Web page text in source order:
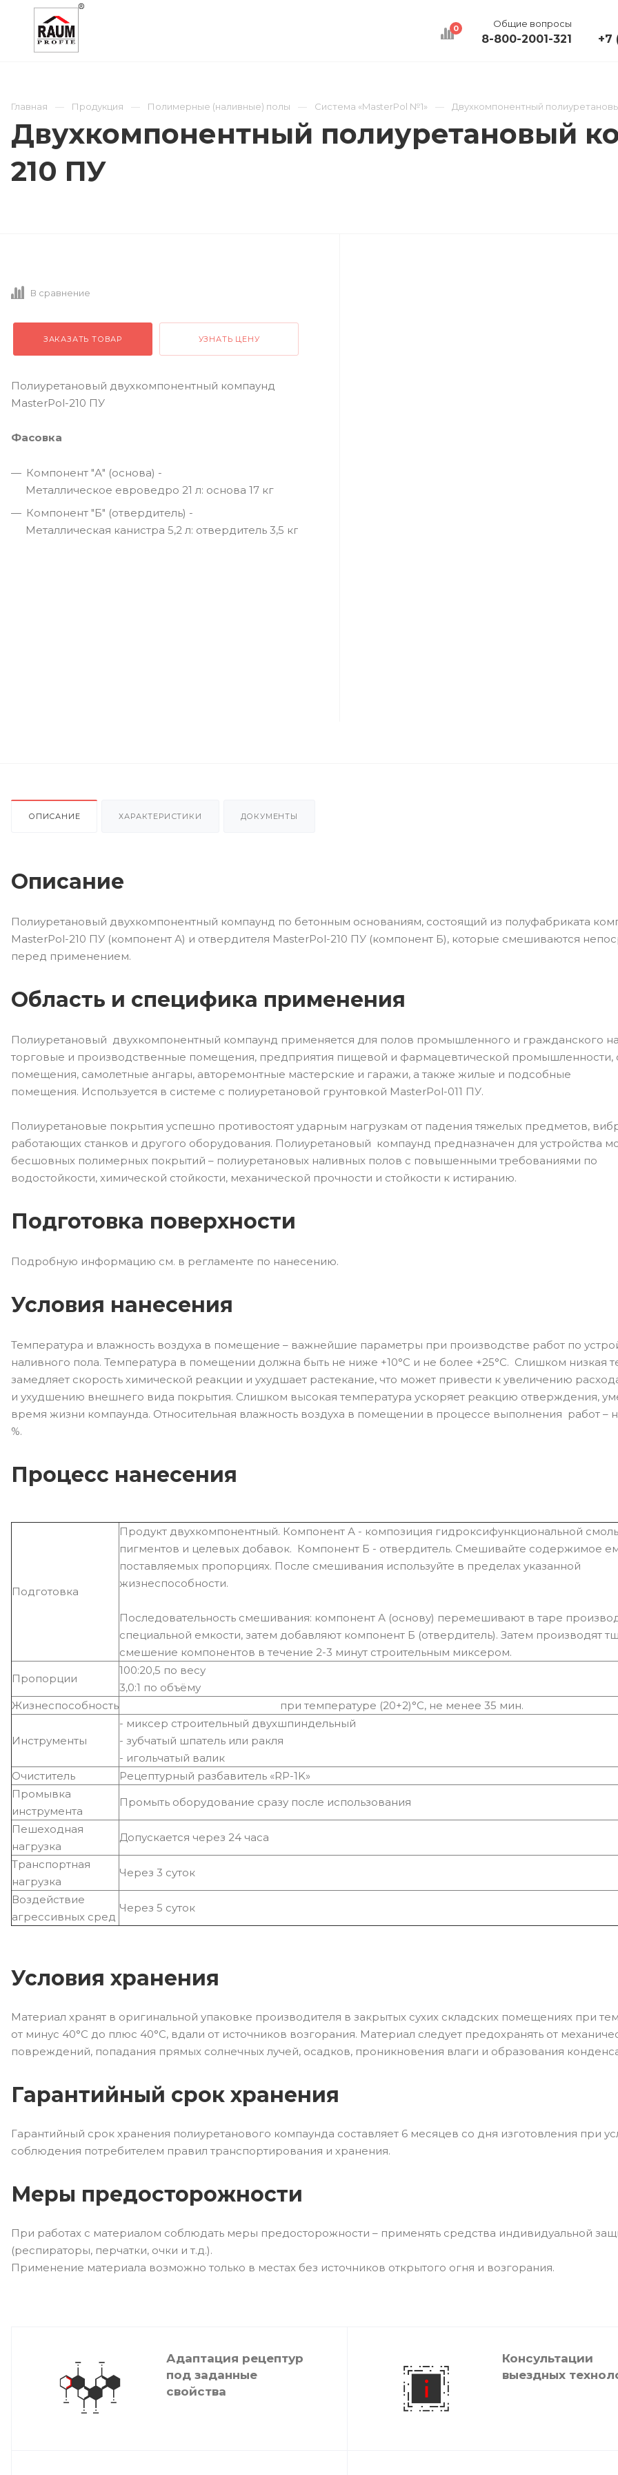
0 Общие вопросы
8-800-2001-321 +7
Главная
Продукция Полимерные (наливные) полы Система «MasterPol №1» Двухкомпонентный
Двухкомпонентный полиуретановый
210 ПУ
В сравнение
ЗАКАЗАТЬ ТОВАР УЗНАТЬ ЦЕНУ
Полиуретановый двухкомпонентный компаунд
MasterPol-210 ПУ
Фасовка
Компонент "А" (основа) -
Металлическое евроведро 21 л: основа 17 кг
Компонент "Б" (отвердитель) -
Металлическая канистра 5,2 л: отвердитель 3,5 кг
ОПИСАНИЕ ХАРАКТЕРИСТИКИ ДОКУМЕНТЫ
Описание
Полиуретановый двухкомпонентный компаунд по бетонным основаниям, состоящий из полуфабриката
MasterPol-210 ПУ (компонент А) и отвердителя MasterPol-210 ПУ (компонент Б), которые смешиваются
перед применением.
Область и специфика применения
Полиуретановый двухкомпонентный компаунд применяется для полов промышленного и гражданского
торговые и производственные помещения, предприятия пищевой и фармацевтической промышленности,
помещения, самолетные ангары, авторемонтные мастерские и гаражи, а также жилые и подсобные
помещения. Используется в системе с полиуретановой грунтовкой MasterPol-011 ПУ.
Полиуретановые покрытия успешно противостоят ударным нагрузкам от падения тяжелых предметов,
работающих станков и другого оборудования. Полиуретановый компаунд предназначен для устройства
бесшовных полимерных покрытий – полиуретановых наливных полов с повышенными требованиями по
водостойкости, химической стойкости, механической прочности и стойкости к истиранию.
Подготовка поверхности
Подробную информацию см. в регламенте по нанесению.
Условия нанесения
Температура и влажность воздуха в помещение – важнейшие параметры при производстве работ по
наливного пола. Температура в помещении должна быть не ниже +10°С и не более +25°С. Слишком низкая
замедляет скорость химической реакции и ухудшает растекание, что может привести к увеличению
и ухудшению внешнего вида покрытия. Слишком высокая температура ускоряет реакцию отверждения,
время жизни компаунда. Относительная влажность воздуха в помещении в процессе выполнения работ –
%.
Процесс нанесения
Подготовка
Продукт двухкомпонентный. Компонент А - композиция гидроксифункциональной
пигментов и целевых добавок. Компонент Б - отвердитель. Смешивайте содержимое
поставляемых пропорциях. После смешивания используйте в пределах указанной
жизнеспособности.
Последовательность смешивания: компонент А (основу) перемешивают в таре
специальной емкости, затем добавляют компонент Б (отвердитель). Затем производят
смешение компонентов в течение 2-3 минут строительным миксером.
Пропорции
100:20,5 по весу
3,0:1 по объёму
Жизнеспособность
при температуре (20+2)°С, не менее 35 мин.
Инструменты
- миксер строительный двухшпиндельный
- зубчатый шпатель или ракля
- игольчатый валик
Очиститель
Рецептурный разбавитель «RP-1K»
Промывка
инструмента
Промыть оборудование сразу после использования
Пешеходная
нагрузка
Допускается через 24 часа
Транспортная
нагрузка
Через 3 суток
Воздействие
агрессивных сред
Через 5 суток
Условия хранения
Материал хранят в оригинальной упаковке производителя в закрытых сухих складских помещениях при
от минус 40°С до плюс 40°С, вдали от источников возгорания. Материал следует предохранять от
повреждений, попадания прямых солнечных лучей, осадков, проникновения влаги и образования
Гарантийный срок хранения
Гарантийный срок хранения полиуретанового компаунда составляет 6 месяцев со дня изготовления при
соблюдения потребителем правил транспортирования и хранения.
Меры предосторожности
При работах с материалом соблюдать меры предосторожности – применять средства индивидуальной
(респираторы, перчатки, очки и т.д.).
Применение материала возможно только в местах без источников открытого огня и возгорания.
Адаптация рецептур
под заданные
свойства
Консультации
выездных